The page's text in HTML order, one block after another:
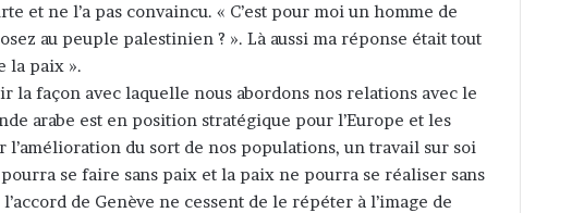
et ne l’a pas convaincu. « C’est pour moi un homme de
au peuple palestinien ? ». Là aussi ma réponse était tout
la paix ».
la façon avec laquelle nous abordons nos relations avec le
arabe est en position stratégique pour l’Europe et les
l’amélioration du sort de nos populations, un travail sur soi
se faire sans paix et la paix ne pourra se réaliser sans
de Genève ne cessent de le répéter à l’image de